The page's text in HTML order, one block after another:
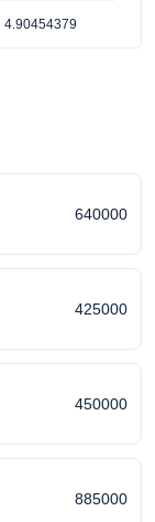
4.90454379
640000
425000
450000
885000